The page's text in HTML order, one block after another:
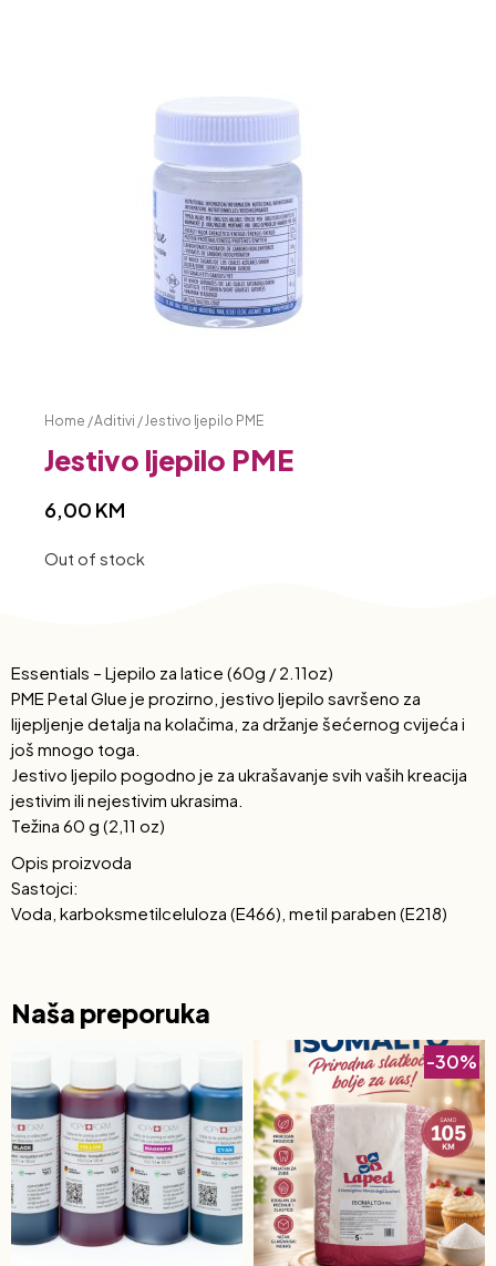
Home /Aditivi / Jestivo ljepilo PME
Jestivo ljepilo PME
6,00 KM
Out of stock
Essentials – Ljepilo za latice (60g / 2.11oz)
PME Petal Glue je prozirno, jestivo ljepilo savršeno za
lijepljenje detalja na kolačima, za držanje šećernog cvijeća i
još mnogo toga.
Jestivo ljepilo pogodno je za ukrašavanje svih vaših kreacija
jestivim ili nejestivim ukrasima.
Težina 60 g (2,11 oz)
Opis proizvoda
Sastojci:
Voda, karboksmetilceluloza (E466), metil paraben (E218)
Naša preporuka
-30%